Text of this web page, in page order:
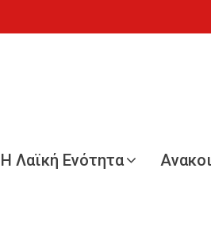
Η Λαϊκή Ενότητα